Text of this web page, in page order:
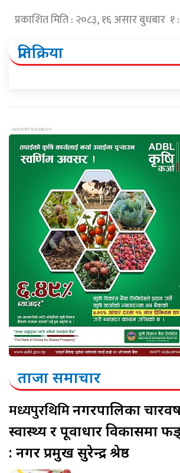
प्रकाशित मिति : २०८३, १६ असार बुधबार
प्रतिक्रिया
ताजा समाचार
मध्यपुरथिमिनगरपालिका
स्वास्थ्य र पूर्वाधार विकासमा
: नगर प्रमुख सुरेन्द्र श्रेष्ठ